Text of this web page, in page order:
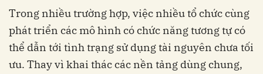
Trong nhiều trường hợp, việc nhiều tổ chức cùng
phát triển các mô hình có chức năng tương tự có
thể dẫn tới tình trạng sử dụng tài nguyên chưa tối
ưu. Thay vì khai thác các nền tảng dùng chung,